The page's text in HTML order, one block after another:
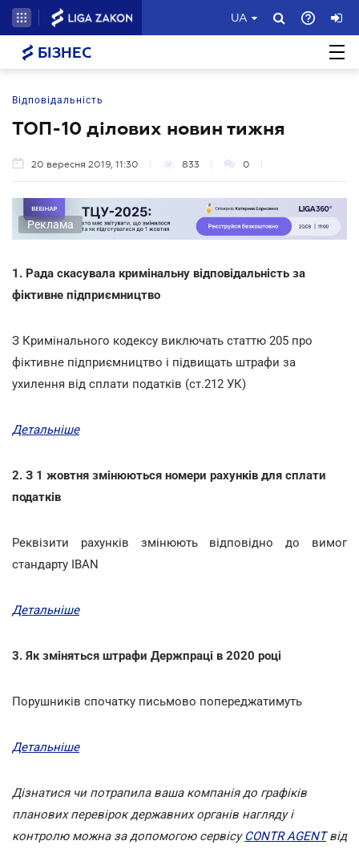
UA
БІЗНЕС
Відповідальність
ТОП-10 ділових новин тижня
20 вересня 2019, 11:30 833 0
Реклама
1. Рада скасувала кримінальну відповідальність за
фіктивне підприємництво
З Кримінального кодексу виключать статтю 205 про
фіктивне підприємництво і підвищать штрафи за
ухилення від сплати податків (ст.212 УК)
Детальніше
2. З 1 жовтня змінюються номери рахунків для сплати
податків
Реквізити рахунків змінюють відповідно до вимог
стандарту ІВАN
Детальніше
3. Як зміняться штрафи Держпраці в 2020 році
Порушників спочатку письмово попереджатимуть
Детальніше
Дізнатися чи потрапила ваша компанія до графіків
планових перевірок державних органів нагляду і
контролю можна за допомогою сервісуCONTR AGENTвід